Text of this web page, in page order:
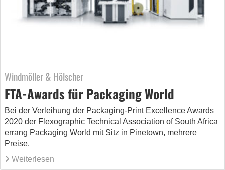
Windmöller & Hölscher
FTA-Awards für Packaging World
Bei der Verleihung der Packaging-Print Excellence Awards
2020 der Flexographic Technical Association of South Africa
errang Packaging World mit Sitz in Pinetown, mehrere
Preise.
Weiterlesen